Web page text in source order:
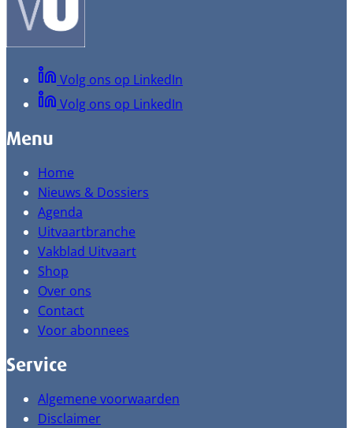
Volg ons op LinkedIn
Volg ons op LinkedIn
Menu
Home
Nieuws & Dossiers
Agenda
Uitvaartbranche
Vakblad Uitvaart
Shop
Over ons
Contact
Voor abonnees
Service
Algemene voorwaarden
Disclaimer